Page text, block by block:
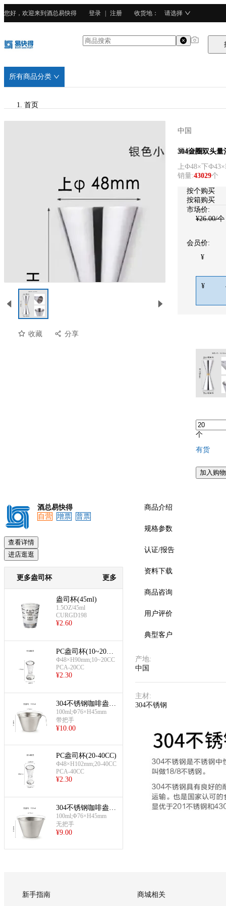
您好，欢迎来到酒总易快得 登录 注册 收货地 ： 请选择
所有商品分类
首页
收藏 分享
中国
酒总精选
304金圈双头
上Ф48×下
销量:43029个
按个购买
按箱购买
市场价:
¥26.00/个
会员价:
¥
¥
个
有货
加入购
酒总易快得
自营
增票 普票
查看详情
进店逛逛
更多盎司杯 更多
盎司杯(45ml)
1.5OZ/45ml
CURGD198
¥2.60
PC盎司杯(10~20C
C)
Ф48×H90mm;10~20CC
PCA-20CC
¥2.30
304不锈钢咖啡盎司
杯(带把手)
100ml;Φ76×H45mm
带把手
¥10.00
PC盎司杯(20-40CC)
Ф48×H102mm;20-40CC
PCA-40CC
¥2.30
304不锈钢咖啡盎司
杯(无把手)
100ml;Φ76×H45mm
无把手
¥9.00
商品介绍
规格参数
认证/报告
资料下载
商品咨询
用户评价
典型客户
产地:
中国
主材:
304不锈钢
新手指南 商城相关